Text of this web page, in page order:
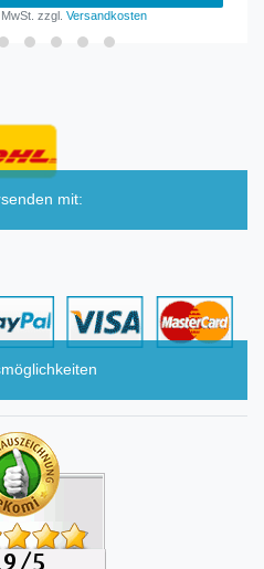
zzgl.Versandkosten
mit: